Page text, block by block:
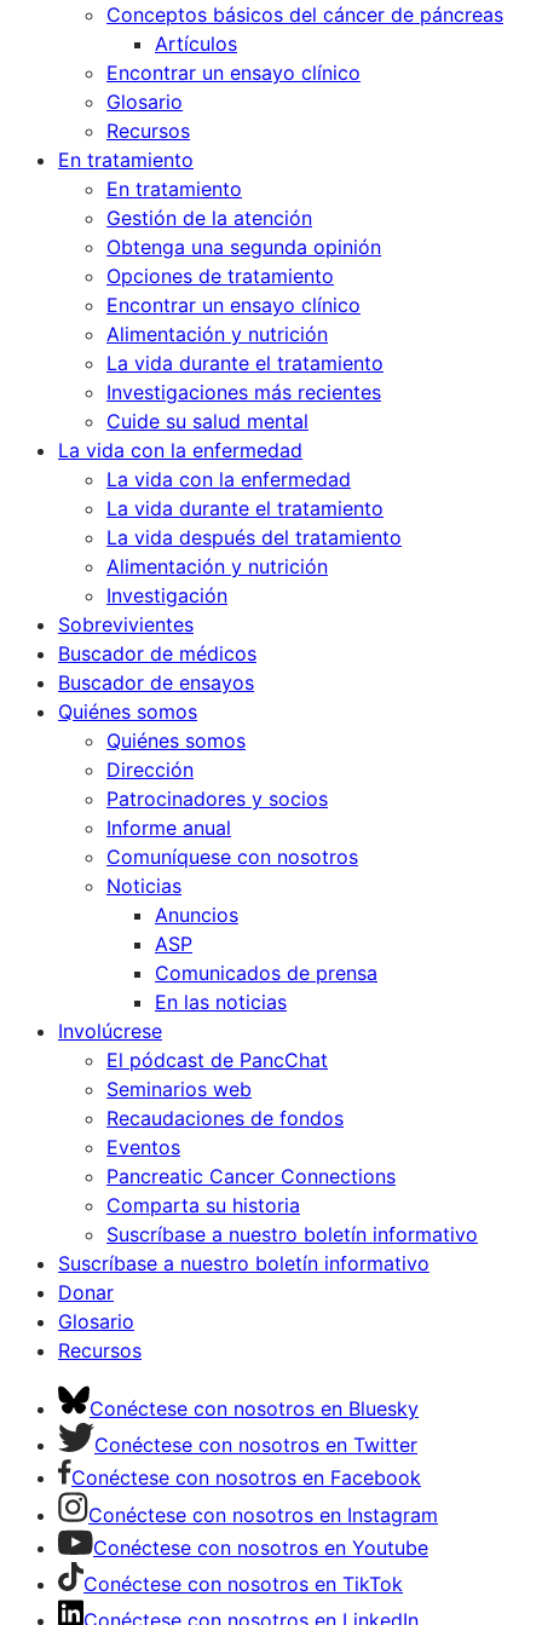
Conceptos básicos del cáncer de páncreas
Artículos
Encontrar un ensayo clínico
Glosario
Recursos
En tratamiento
En tratamiento
Gestión de la atención
Obtenga una segunda opinión
Opciones de tratamiento
Encontrar un ensayo clínico
Alimentación y nutrición
La vida durante el tratamiento
Investigaciones más recientes
Cuide su salud mental
La vida con la enfermedad
La vida con la enfermedad
La vida durante el tratamiento
La vida después del tratamiento
Alimentación y nutrición
Investigación
Sobrevivientes
Buscador de médicos
Buscador de ensayos
Quiénes somos
Quiénes somos
Dirección
Patrocinadores y socios
Informe anual
Comuníquese con nosotros
Noticias
Anuncios
ASP
Comunicados de prensa
En las noticias
Involúcrese
El pódcast de PancChat
Seminarios web
Recaudaciones de fondos
Eventos
Pancreatic Cancer Connections
Comparta su historia
Suscríbase a nuestro boletín informativo
Suscríbase a nuestro boletín informativo
Donar
Glosario
Recursos
Conéctese con nosotros en Bluesky
Conéctese con nosotros en Twitter
Conéctese con nosotros en Facebook
Conéctese con nosotros en Instagram
Conéctese con nosotros en Youtube
Conéctese con nosotros en TikTok
Conéctese con nosotros en LinkedIn